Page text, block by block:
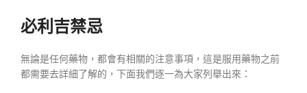
必利吉禁忌
無論是任何藥物，都會有相關的注意事項，這是服用藥物之前
都需要去詳細了解的，下面我們逐一為大家列舉出來：